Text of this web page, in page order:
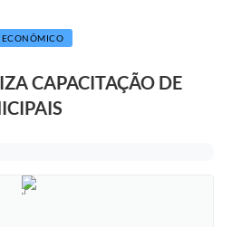
CAPACITAÇÃO DE